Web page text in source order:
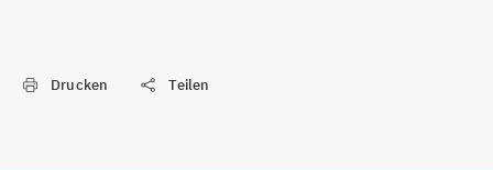
Drucken Teilen